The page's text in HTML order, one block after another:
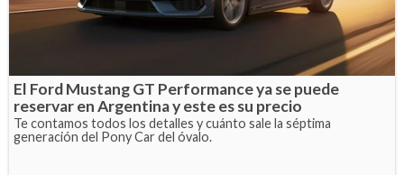
El Ford Mustang GT Performance ya se puede
reservar en Argentina y este es su precio
Te contamos todos los detalles y cuánto sale la séptima
generación del Pony Car del óvalo.